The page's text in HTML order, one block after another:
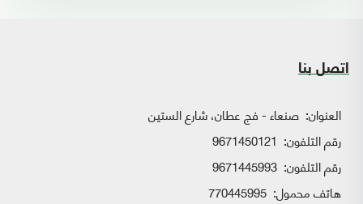
اتصل بنا
العنوان: صنعاء - فج عطان، شارع الستين
رقم التلفون: 9671450121
رقم التلفون: 9671445993
هاتف محمول: 770445995